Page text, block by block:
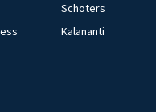
Schoters
Kalananti